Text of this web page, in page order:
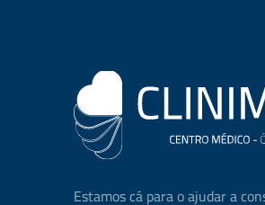
Estamos cá para o ajudar a